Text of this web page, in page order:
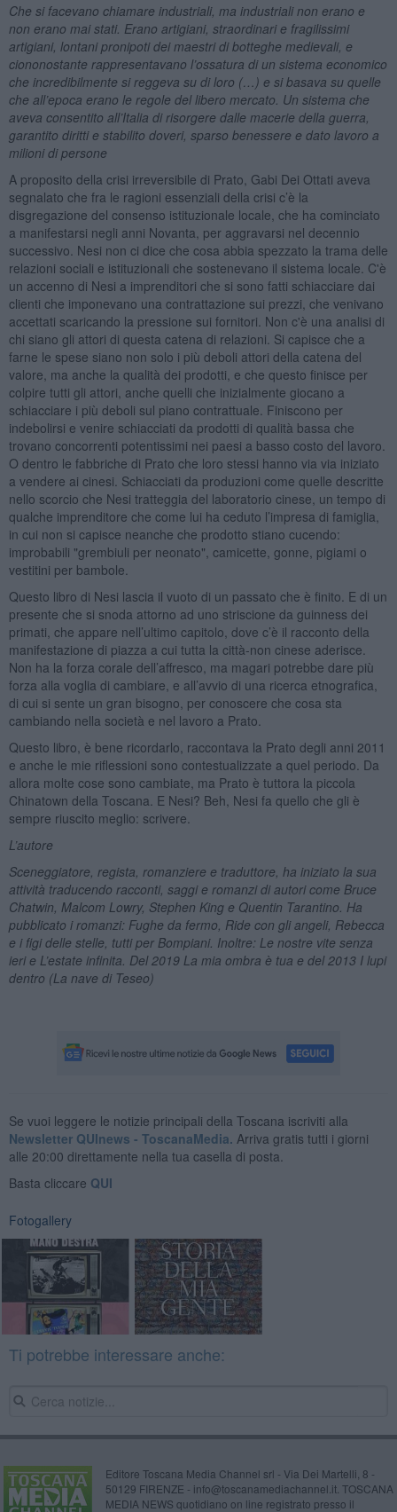
Che si facevano chiamare industriali, ma industriali non erano e
non erano mai stati. Erano artigiani, straordinari e fragilissimi
artigiani, lontani pronipoti dei maestri di botteghe medievali, e
ciononostante rappresentavano l’ossatura di un sistema economico
che incredibilmente si reggeva su di loro (…) e si basava su quelle
che all’epoca erano le regole del libero mercato. Un sistema che
aveva consentito all’Italia di risorgere dalle macerie della guerra,
garantito diritti e stabilito doveri, sparso benessere e dato lavoro a
milioni di persone
A proposito della crisi irreversibile di Prato, Gabi Dei Ottati aveva
segnalato che fra le ragioni essenziali della crisi c’è la
disgregazione del consenso istituzionale locale, che ha cominciato
a manifestarsi negli anni Novanta, per aggravarsi nel decennio
successivo. Nesi non ci dice che cosa abbia spezzato la trama delle
relazioni sociali e istituzionali che sostenevano il sistema locale. C'è
un accenno di Nesi a imprenditori che si sono fatti schiacciare dai
clienti che imponevano una contrattazione sui prezzi, che venivano
accettati scaricando la pressione sui fornitori. Non c'è una analisi di
chi siano gli attori di questa catena di relazioni. Si capisce che a
farne le spese siano non solo i più deboli attori della catena del
valore, ma anche la qualità dei prodotti, e che questo finisce per
colpire tutti gli attori, anche quelli che inizialmente giocano a
schiacciare i più deboli sul piano contrattuale. Finiscono per
indebolirsi e venire schiacciati da prodotti di qualità bassa che
trovano concorrenti potentissimi nei paesi a basso costo del lavoro.
O dentro le fabbriche di Prato che loro stessi hanno via via iniziato
a vendere ai cinesi. Schiacciati da produzioni come quelle descritte
nello scorcio che Nesi tratteggia del laboratorio cinese, un tempo di
qualche imprenditore che come lui ha ceduto l’impresa di famiglia,
in cui non si capisce neanche che prodotto stiano cucendo:
improbabili "grembiuli per neonato", camicette, gonne, pigiami o
vestitini per bambole.
Questo libro di Nesi lascia il vuoto di un passato che è finito. E di un
presente che si snoda attorno ad uno striscione da guinness dei
primati, che appare nell’ultimo capitolo, dove c’è il racconto della
manifestazione di piazza a cui tutta la città-non cinese aderisce.
Non ha la forza corale dell’affresco, ma magari potrebbe dare più
forza alla voglia di cambiare, e all’avvio di una ricerca etnografica,
di cui si sente un gran bisogno, per conoscere che cosa sta
cambiando nella società e nel lavoro a Prato.
Questo libro, è bene ricordarlo, raccontava la Prato degli anni 2011
e anche le mie riflessioni sono contestualizzate a quel periodo. Da
allora molte cose sono cambiate, ma Prato è tuttora la piccola
Chinatown della Toscana. E Nesi? Beh, Nesi fa quello che gli è
sempre riuscito meglio: scrivere.
L’autore
Sceneggiatore, regista, romanziere e traduttore, ha iniziato la sua
attività traducendo racconti, saggi e romanzi di autori come Bruce
Chatwin, Malcom Lowry, Stephen King e Quentin Tarantino. Ha
pubblicato i romanzi: Fughe da fermo, Ride con gli angeli, Rebecca
e i figi delle stelle, tutti per Bompiani. Inoltre: Le nostre vite senza
ieri e L’estate infinita. Del 2019 La mia ombra è tua e del 2013 I lupi
dentro (La nave di Teseo)
Se vuoi leggere le notizie principali della Toscana iscriviti alla
Newsletter QUInews - ToscanaMedia. Arriva gratis tutti i giorni
alle 20:00 direttamente nella tua casella di posta.
Basta cliccare QUI
Fotogallery
Ti potrebbe interessare anche:
Editore Toscana Media Channel srl - Via Dei Martelli, 8 -
50129 FIRENZE - info@toscanamediachannel.it. TOSCANA
MEDIA NEWS quotidiano on line registrato presso il